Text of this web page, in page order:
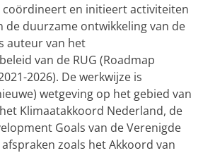
coördineert en initieert activiteiten
de duurzame ontwikkeling van de
auteur van het
van de RUG (Roadmap
2026). De werkwijze is
wetgeving op het gebied van
Klimaatakkoord Nederland, de
Goals van de Verenigde
zoals het Akkoord van